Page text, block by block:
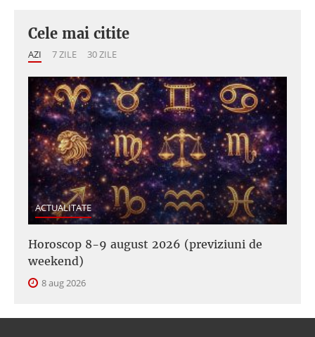
Cele mai citite
AZI 7 ZILE 30 ZILE
ACTUALITATE
Horoscop 8-9 august 2026 (previziuni de
weekend)
8 aug 2026